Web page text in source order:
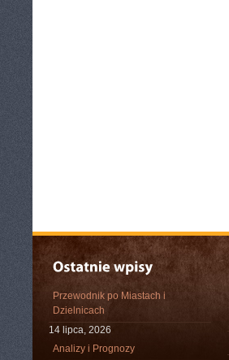
Przewodnik po Miastach i
Dzielnicach
14 lipca, 2026
Analizy i Prognozy